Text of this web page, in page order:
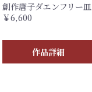
創作唐子ダエンフリー皿
￥6,600
作品詳細